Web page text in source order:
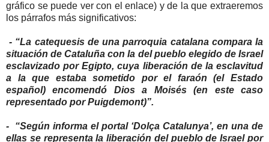
gráfico se puede ver con el enlace) y de la que extraeremos
los párrafos más significativos:
- “La catequesis de una parroquia catalana compara la
situación de Cataluña con la del pueblo elegido de Israel
esclavizado por Egipto, cuya liberación de la esclavitud
a la que estaba sometido por el faraón (el Estado
español) encomendó Dios a Moisés (en este caso
representado por Puigdemont)”.
- “Según informa el portal ‘Dolça Catalunya’, en una de
ellas se representa la liberación del pueblo de Israel por